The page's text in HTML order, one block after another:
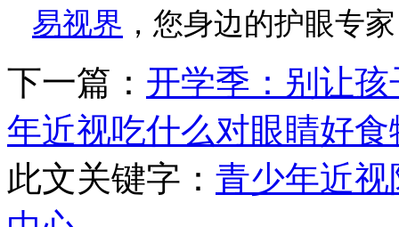
易视界 ，您身边的护眼专
下一篇： 开学季：别让孩
年近视吃什么对眼睛好
此文关键字： 青少年近